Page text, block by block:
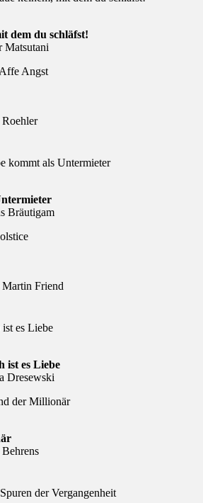
dem du schläfst!
Matsutani
Bräutigam
Friend
ist es Liebe
Dresewski